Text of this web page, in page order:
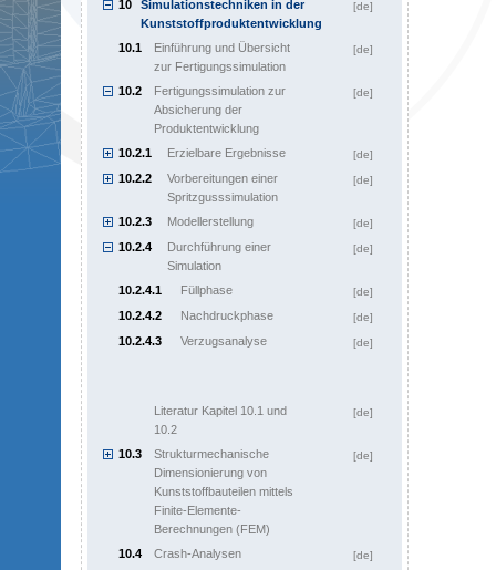
10
Simulationstechniken in der
Kunststoffproduktentwicklung
[de]
10.1
Einführung und Übersicht
zur Fertigungssimulation
[de]
10.2
Fertigungssimulation zur
Absicherung der
Produktentwicklung
[de]
10.2.1 Erzielbare Ergebnisse [de]
10.2.2
Vorbereitungen einer
Spritzgusssimulation
[de]
10.2.3 Modellerstellung [de]
10.2.4
Durchführung einer
Simulation
[de]
10.2.4.1 Füllphase [de]
10.2.4.2 Nachdruckphase [de]
10.2.4.3 Verzugsanalyse [de]
Literatur Kapitel 10.1 und
10.2
[de]
10.3
Strukturmechanische
Dimensionierung von
Kunststoffbauteilen mittels
Finite-Elemente-
Berechnungen (FEM)
[de]
10.4 Crash-Analysen [de]